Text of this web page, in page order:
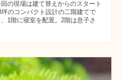
の現場は建て替えからのスタート
のコンパクト設計の二階建てで
1階に寝室を配置。2階は息子さ